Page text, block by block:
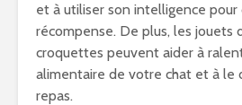
et à utiliser son intelligence
récompense. De plus, les jouets
croquettes peuvent aider à
alimentaire de votre chat et à le
repas.